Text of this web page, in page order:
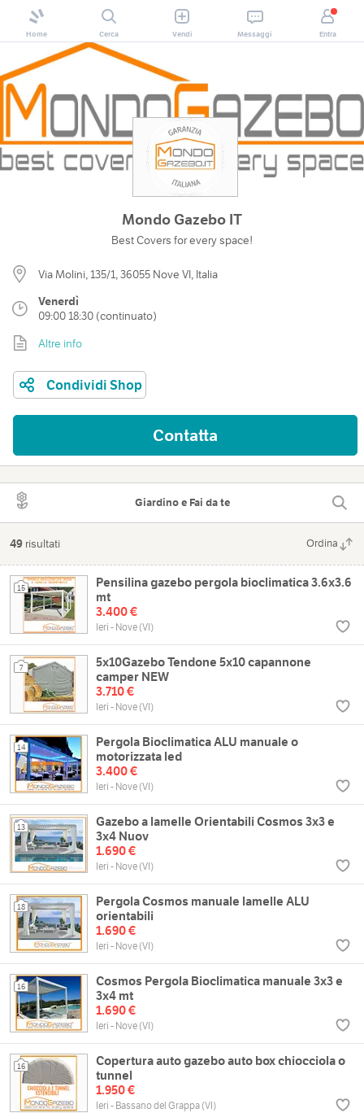
Home Cerca Vendi Messaggi Entra
Mondo Gazebo IT
Best Covers for every space!
Via Molini, 135/1, 36055 Nove VI, Italia
Venerdì
09:00 18:30 (continuato)
Altre info
Condividi Shop
Contatta
Giardino e Fai da te
49 risultati Ordina
15
Pensilina gazebo pergola bioclimatica 3.6x3.6
mt
3.400 €
Ieri - Nove (VI)
7
5x10Gazebo Tendone 5x10 capannone
camper NEW
3.710 €
Ieri - Nove (VI)
14
Pergola Bioclimatica ALU manuale o
motorizzata led
3.400 €
Ieri - Nove (VI)
13
Gazebo a lamelle Orientabili Cosmos 3x3 e
3x4 Nuov
1.690 €
Ieri - Nove (VI)
18
Pergola Cosmos manuale lamelle ALU
orientabili
1.690 €
Ieri - Nove (VI)
16
Cosmos Pergola Bioclimatica manuale 3x3 e
3x4 mt
1.690 €
Ieri - Nove (VI)
16
Copertura auto gazebo auto box chiocciola o
tunnel
1.950 €
Ieri - Bassano del Grappa (VI)